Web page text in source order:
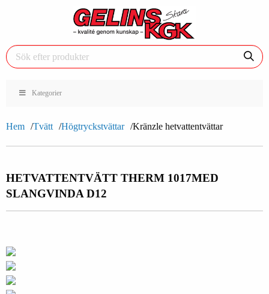
Kategorier
Hem Tvätt Högtryckstvättar Kränzle hetvattentvättar
HETVATTENTVÄTT THERM 1017MED
SLANGVINDA D12